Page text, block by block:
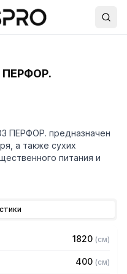
ПЕРФОР. предназначен
а также сухих
питания и
из нержавеющей
мм
1820 (см)
400 (см)